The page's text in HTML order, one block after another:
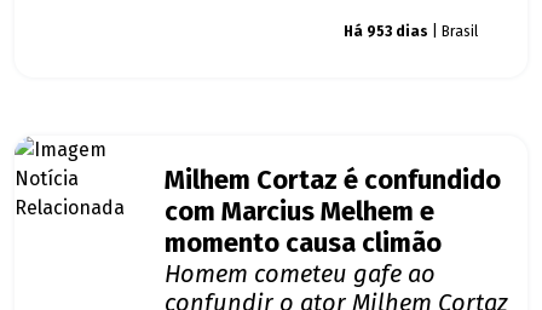
Há 953 dias | Brasil
Milhem Cortaz é confundido
com Marcius Melhem e
momento causa climão
Homem cometeu gafe ao
confundir o ator Milhem Cortaz